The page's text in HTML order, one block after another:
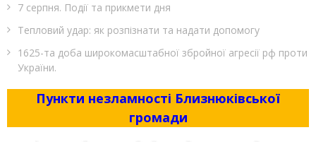
7 серпня. Події та прикмети дня
Тепловий удар: як розпізнати та надати допомогу
1625-та доба широкомасштабної збройної агресії рф проти
України.
Пункти незламності Близнюківської
громади